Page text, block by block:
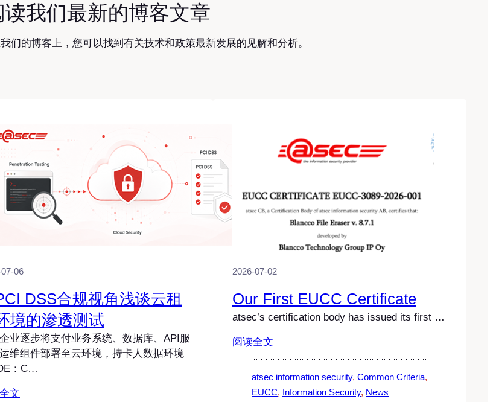
读我们最新的博客文章
们的博客上，您可以找到有关技术和政策最新发展的见解和分析。
06
DSS合规视角浅谈云租
境的渗透测试
业逐步将支付业务系统、数据库、API服
维组件部署至云环境，持卡人数据环境
：C…
文
2026-07-02
Our First EUCC Certificate
atsec’s certification body has issued its first …
阅读全文
atsec information security, Common Criteria
EUCC, Information Security, News